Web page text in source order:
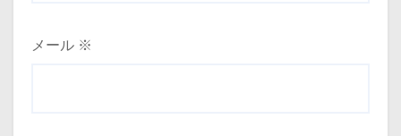
メール ※